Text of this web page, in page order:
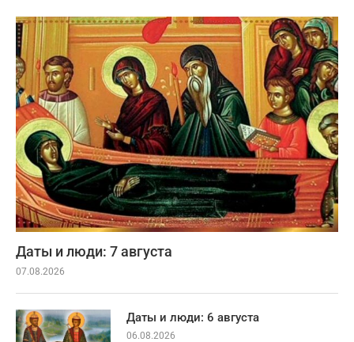
Даты и люди: 7 августа
07.08.2026
Даты и люди: 6 августа
06.08.2026